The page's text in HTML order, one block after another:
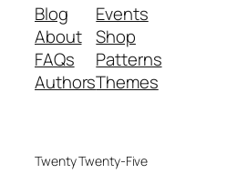
Blog
About
FAQs
Authors
Events
Shop
Patterns
Themes
Twenty Twenty-Five